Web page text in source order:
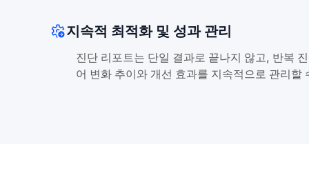
지속적 최적화 및 성과 관리
진단 리포트는 단일 결과로 끝나지 않고, 반복
어 변화 추이와 개선 효과를 지속적으로 관리할